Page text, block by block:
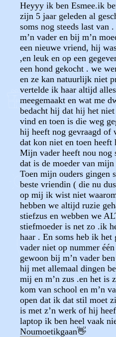
Heyyy ik ben Esmee.ik
zijn 5 jaar geleden al
soms nog steeds last van
m’n vader en bij m’n
een nieuwe vriend, hij
,en leuk en op een
een hond gekocht . we
en ze kan natuurlijk niet
vertelde ik haar altijd
meegemaakt en wat me
bedacht hij dat hij het
vind en toen is die weg
hij heeft nog gevraagd of
dat kon niet en toen heeft
Mijn vader heeft nou nog
dat is de moeder van
Toen mijn ouders gingen
beste vriendin ( die nu
op mij ik wist niet
hebben we altijd ruzie
stiefzus en webben we
stiefmoeder is net zo .ik
haar . En soms heb ik
vader niet op nummer
gewoon bij m’n vader
hij met allemaal dingen
mij en m’n zus .en het is
kom van school en m’n
open dat ik dat stil moet
is met z’n werk of hij
laptop ik ben heel vaak
Noumoetikgaan👋